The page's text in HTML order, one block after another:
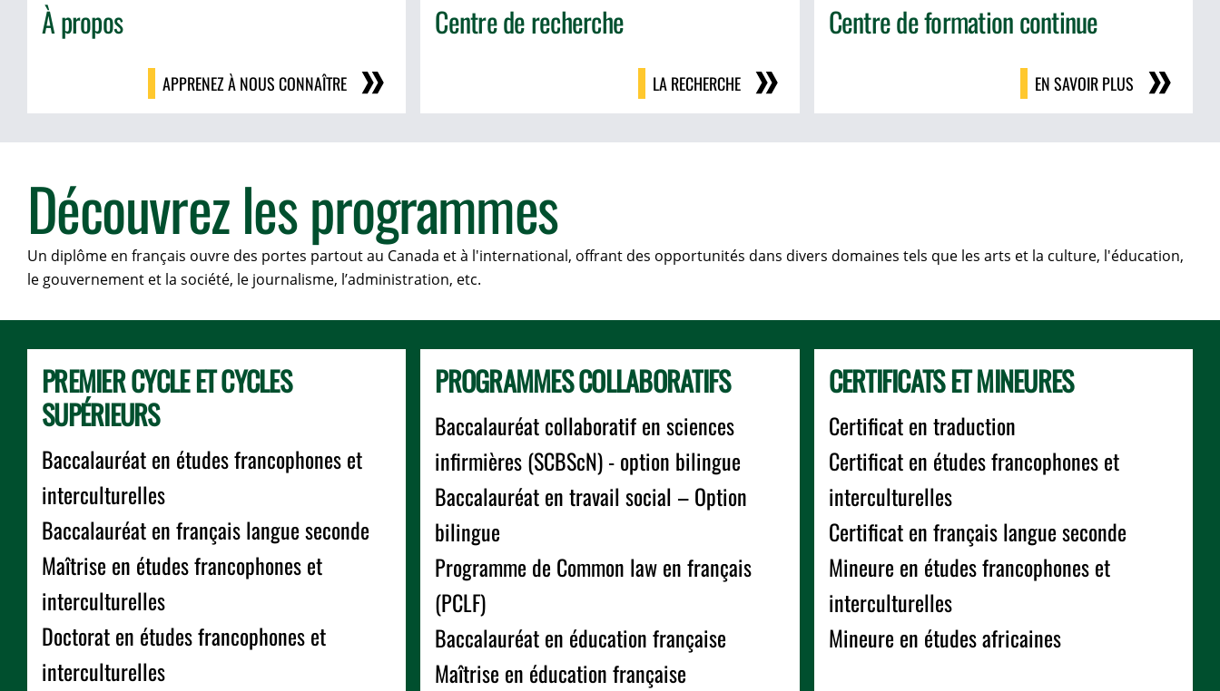
À propos
APPRENEZ À NOUS CONNAÎTRE
Centre de recherche
LA RECHERCHE
Centre de formation continue
EN SAVOIR PLUS
Découvrez les programmes
Un diplôme en français ouvre des portes partout au Canada et à l'international, offrant des opportunités dans divers domaines tels que les arts et la culture, l'éducation,
le gouvernement et la société, le journalisme, l’administration, etc.
PREMIER CYCLE ET CYCLES
SUPÉRIEURS
Baccalauréat en études francophones et
interculturelles
Baccalauréat en français langue seconde
Maîtrise en études francophones et
interculturelles
Doctorat en études francophones et
interculturelles
PROGRAMMES COLLABORATIFS
Baccalauréat collaboratif en sciences
infirmières (SCBScN) - option bilingue
Baccalauréat en travail social – Option
bilingue
Programme de Common law en français
(PCLF)
Baccalauréat en éducation française
Maîtrise en éducation française
CERTIFICATS ET MINEURES
Certificat en traduction
Certificat en études francophones et
interculturelles
Certificat en français langue seconde
Mineure en études francophones et
interculturelles
Mineure en études africaines